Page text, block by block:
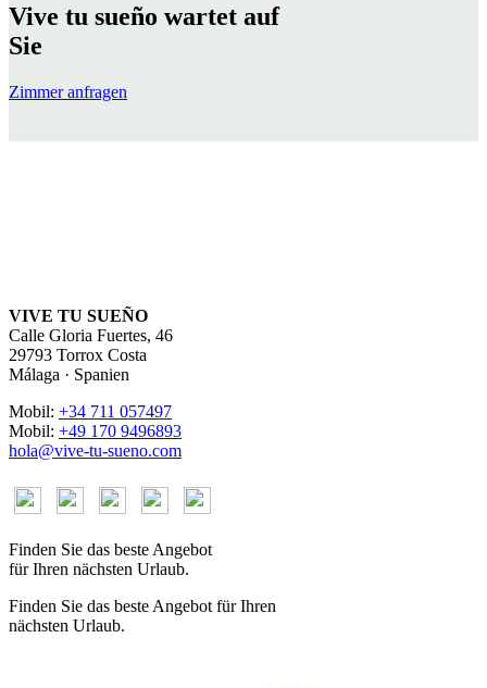
Vive tu sueño wartet auf
Sie
Zimmer anfragen
VIVE TU SUEÑO
Calle Gloria Fuertes, 46
29793 Torrox Costa
Málaga · Spanien
Mobil: +34 711 057497
Mobil: +49 170 9496893
hola@vive-tu-sueno.com
Finden Sie das beste Angebot
für Ihren nächsten Urlaub.
Finden Sie das beste Angebot für Ihren
nächsten Urlaub.